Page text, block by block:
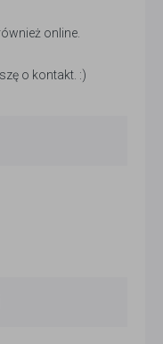
online.
o kontakt. :)